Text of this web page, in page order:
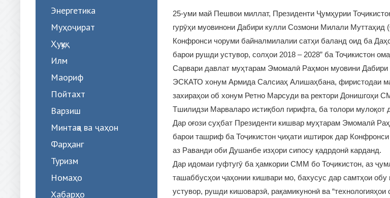
Энергетика
Муҳоҷират
Ҳуқуқ
Илм
Маориф
Пойтахт
Варзиш
Минтақа ва ҷаҳон
Фарҳанг
Туризм
Номаҳо
Хабарҳо
25-уми май Пешвои миллат, Президенти Ҷумҳурии
гурӯҳи муовинони Дабири кулли Созмони Милали
Конфронси чоруми байналмилалии сатҳи баланд оид ба
барои рушди устувор, солҳои 2018 – 2028” ба Тоҷикистон
Сарвари давлат муҳтарам Эмомалӣ Раҳмон муовини
ЭСКАТО хонум Армида Салсиаҳ Алишаҳбана, фиристодаи
захираҳои об хонум Ретно Марсуди ва ректори
Тшилидзи Марваларо истиқбол гирифта, ба толори мулоқот
Дар оғози суҳбат Президенти кишвар муҳтарам Эмомалӣ
барои ташриф ба Тоҷикистон ҷиҳати иштирок дар
аз Раванди оби Душанбе изҳори сипосу қадрдонӣ карданд.
Дар идомаи гуфтугӯ ба ҳамкории СММ бо Тоҷикистон, аз
ташаббусҳои ҷаҳонии кишвари мо, бахусус дар самтҳои обу
устувор, рушди кишоварзӣ, рақамикунонӣ ва